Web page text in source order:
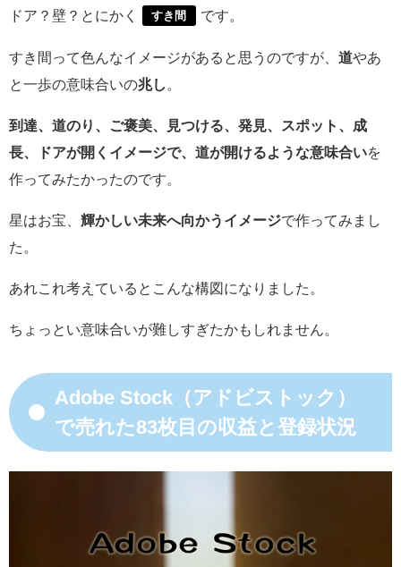
ドア？壁？とにかく すき間 です。
すき間って色んなイメージがあると思うのですが、 道やあ
と一歩の意味合いの兆し
到達、道のり、ご褒美、見つける、発見、スポット、成
長、ドアが開くイメージで、道が開けるような意味合いを
作ってみたかったのです。
星はお宝、 輝かしい未来へ向かうイメージで作ってみまし
た。
あれこれ考えているとこんな構図になりました。
ちょっとい意味合いが難しすぎたかもしれません。
Adobe Stock（アドビストック）
で売れた83枚目の収益と登録状況